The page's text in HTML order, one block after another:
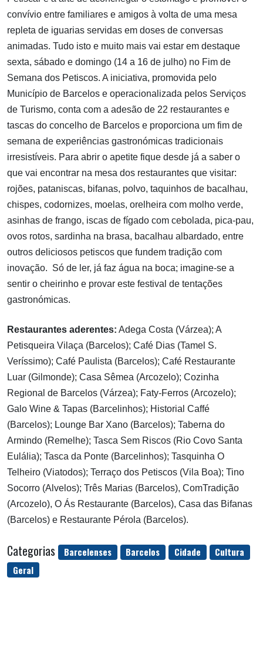
convívio entre familiares e amigos à volta de uma mesa
repleta de iguarias servidas em doses de conversas
animadas. Tudo isto e muito mais vai estar em destaque
sexta, sábado e domingo (14 a 16 de julho) no Fim de
Semana dos Petiscos. A iniciativa, promovida pelo
Município de Barcelos e operacionalizada pelos Serviços
de Turismo, conta com a adesão de 22 restaurantes e
tascas do concelho de Barcelos e proporciona um fim de
semana de experiências gastronómicas tradicionais
irresistíveis. Para abrir o apetite fique desde já a saber o
que vai encontrar na mesa dos restaurantes que visitar:
rojões, pataniscas, bifanas, polvo, taquinhos de bacalhau,
chispes, codornizes, moelas, orelheira com molho verde,
asinhas de frango, iscas de fígado com cebolada, pica-pau,
ovos rotos, sardinha na brasa, bacalhau albardado, entre
outros deliciosos petiscos que fundem tradição com
inovação. Só de ler, já faz água na boca; imagine-se a
sentir o cheirinho e provar este festival de tentações
gastronómicas.
Restaurantes aderentes: Adega Costa (Várzea); A
Petisqueira Vilaça (Barcelos); Café Dias (Tamel S.
Veríssimo); Café Paulista (Barcelos); Café Restaurante
Luar (Gilmonde); Casa Sêmea (Arcozelo); Cozinha
Regional de Barcelos (Várzea); Faty-Ferros (Arcozelo);
Galo Wine & Tapas (Barcelinhos); Historial Caffé
(Barcelos); Lounge Bar Xano (Barcelos); Taberna do
Armindo (Remelhe); Tasca Sem Riscos (Rio Covo Santa
Eulália); Tasca da Ponte (Barcelinhos); Tasquinha O
Telheiro (Viatodos); Terraço dos Petiscos (Vila Boa); Tino
Socorro (Alvelos); Três Marias (Barcelos), ComTradição
(Arcozelo), O Ás Restaurante (Barcelos), Casa das Bifanas
(Barcelos) e Restaurante Pérola (Barcelos).
Categorias Barcelenses Barcelos Cidade
Cultura
Geral